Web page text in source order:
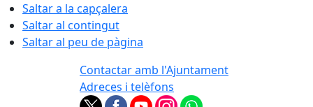
Saltar a la capçalera
Saltar al contingut
Saltar al peu de pàgina
Contactar amb l'Ajuntament
Adreces i telèfons